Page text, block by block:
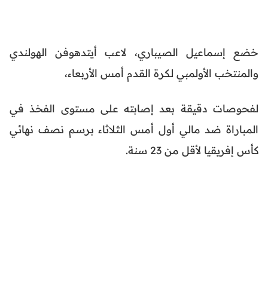
خضع إسماعيل الصيباري، لاعب أيتدهوفن الهولندي
والمنتخب الأولمبي لكرة القدم أمس الأربعاء،
لفحوصات دقيقة بعد إصابته على مستوى الفخذ في
المباراة ضد مالي أول أمس الثلاثاء برسم نصف نهائي
كأس إفريقيا لأقل من 23 سنة.